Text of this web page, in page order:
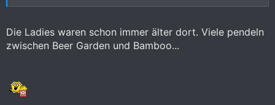
Die Ladies waren schon immer älter dort. Viele pendeln
zwischen Beer Garden und Bamboo...